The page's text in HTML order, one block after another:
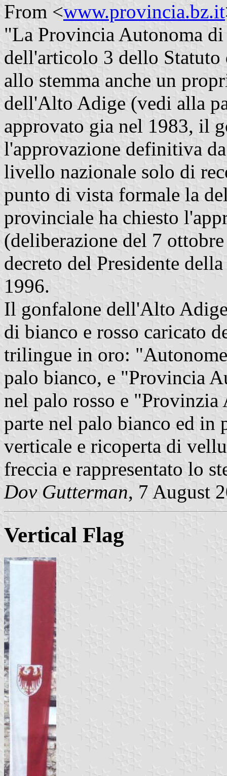
From <www.provincia.bz.it
"La Provincia Autonoma
dell'articolo 3 dello Statuto
allo stemma anche un
dell'Alto Adige (vedi alla
approvato gia nel 1983, il
l'approvazione definitiva
livello nazionale solo di
punto di vista formale la
provinciale ha chiesto
(deliberazione del 7
decreto del Presidente
1996.
Il gonfalone dell'Alto
di bianco e rosso caricato
trilingue in oro:
palo bianco, e "Provincia
nel palo rosso e
parte nel palo bianco ed in
verticale e ricoperta di
freccia e rappresentato lo
Dov Gutterman, 7 August
Vertical Flag